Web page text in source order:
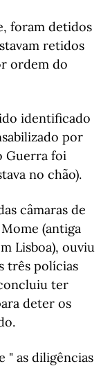
foram detidos
retidos
ordem do
identificado
por
Guerra foi
no chão).
câmaras de
(antiga
Lisboa), ouviu
três polícias
ter
deter os
" as diligências